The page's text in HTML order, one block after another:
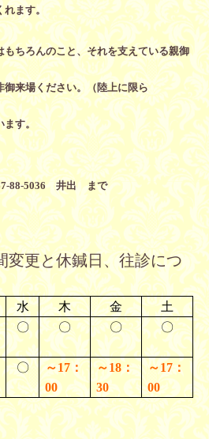
ます。
ちろんのこと、それを支えている親御
来場ください。（陸上に限ら
す。
88-5036 井出 まで
変更と休鍼日、往診につ
水 木 金
土
〇 〇 〇 〇
〇 ～17：
00
～18：
30
～17：
00